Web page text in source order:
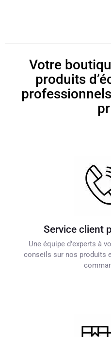
Votre
produits
Service client
Une équipe d'experts à
conseils sur nos produits